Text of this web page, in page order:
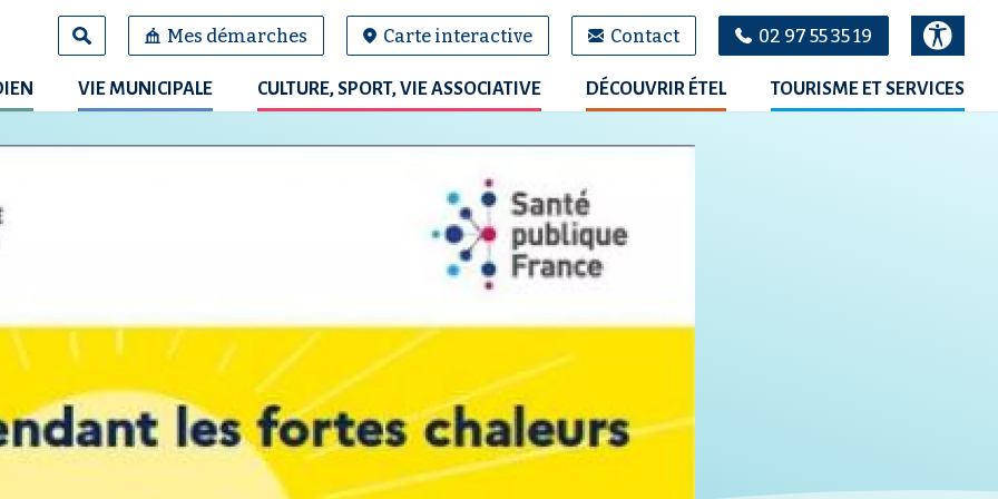
Mes démarches Carte interactive Contact 02 97 55 35 19
VIE MUNICIPALE CULTURE, SPORT, VIE ASSOCIATIVE DÉCOUVRIR ÉTEL TOURISME ET SERVICES